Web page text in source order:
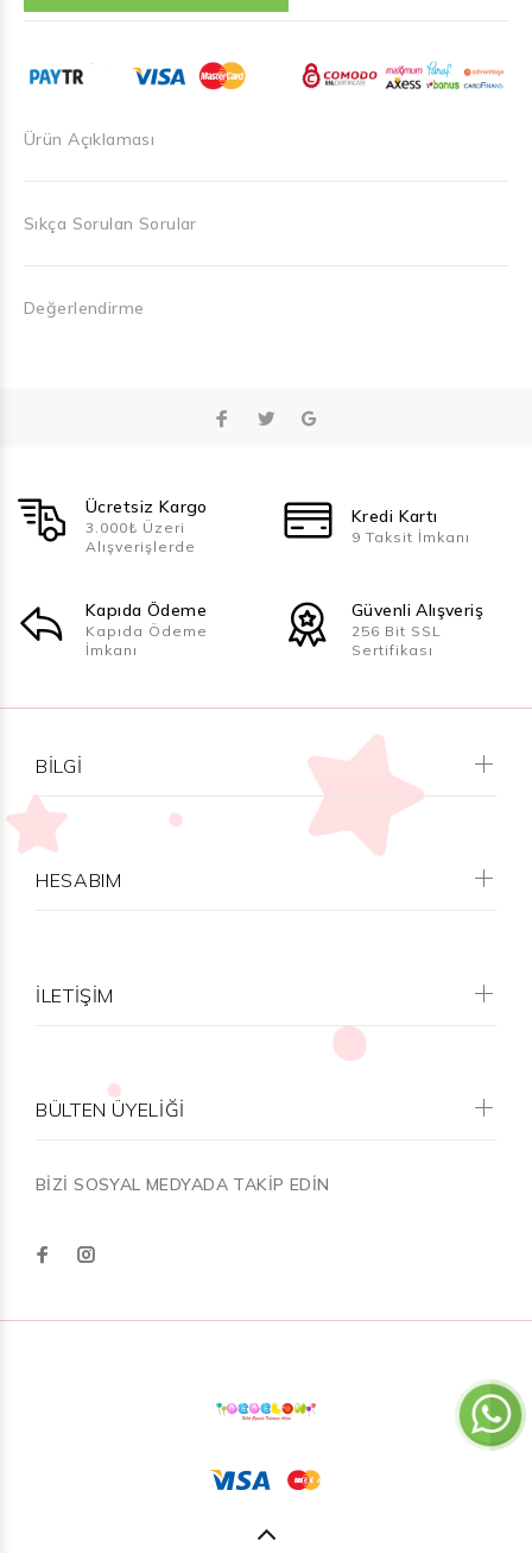
Ürün Açıklaması
Sıkça Sorulan Sorular
Değerlendirme
Ücretsiz Kargo
3.000₺ Üzeri
Alışverişlerde
Kredi Kartı
9 Taksit İmkanı
Kapıda Ödeme
Kapıda Ödeme
İmkanı
Güvenli Alışveriş
256 Bit SSL
Sertifikası
BILGI
HESABIM
İLETİŞİM
BÜLTEN ÜYELİĞİ
BİZİ SOSYAL MEDYADA TAKİP EDİN